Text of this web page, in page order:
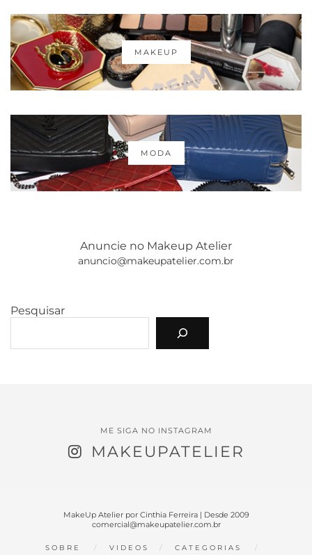
MAKEUP
MODA
Anuncie no Makeup Atelier
anuncio@makeupatelier.com.br
Pesquisar
ME SIGA NO INSTAGRAM
MAKEUPATELIER
MakeUp Atelier por Cinthia Ferreira | Desde 2009
comercial@makeupatelier.com.br
SOBRE VIDEOS CATEGORIAS